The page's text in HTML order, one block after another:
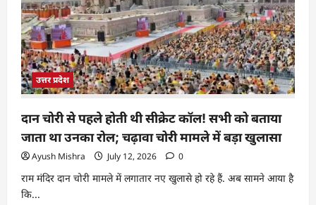
उत्तर प्रदेश
दान चोरी से पहले होती थी सीक्रेट कॉल! सभी को बताया
जाता था उनका रोल; चढ़ावा चोरी मामले में बड़ा खुलासा
Ayush Mishra July 12, 2026 0
राम मंदिर दान चोरी मामले में लगातार नए खुलासे हो रहे हैं. अब सामने आया है
कि...